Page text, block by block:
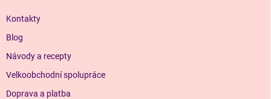
Kontakty
Blog
Návody a recepty
Velkoobchodní spolupráce
Doprava a platba